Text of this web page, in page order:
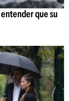
que su